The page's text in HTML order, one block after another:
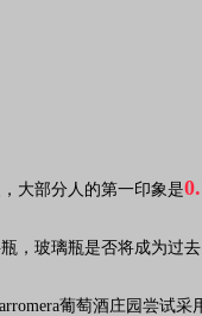
大部分人的第一印象是
葡萄酒庄园尝试